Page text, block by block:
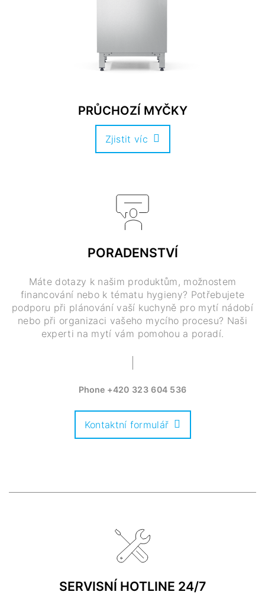
PRŮCHOZÍ MYČKY
Zjistit víc
PORADENSTVÍ
Máte dotazy k našim produktům, možnostem
financování nebo k tématu hygieny? Potřebujete
podporu při plánování vaší kuchyně pro mytí nádobí
nebo při organizaci vašeho mycího procesu? Naši
experti na mytí vám pomohou a poradí.
Phone +420 323 604 536
Kontaktní formulář
SERVISNÍ HOTLINE 24/7